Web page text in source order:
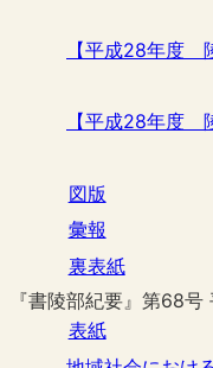
図版
彙報
裏表紙
『書陵部紀要』第68
表紙